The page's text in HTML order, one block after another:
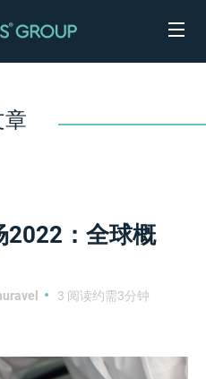
章
2022：全球概
3 阅读约需3分钟